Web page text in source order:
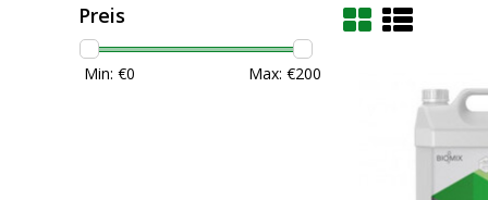
Preis
Min: €0 Max: €200